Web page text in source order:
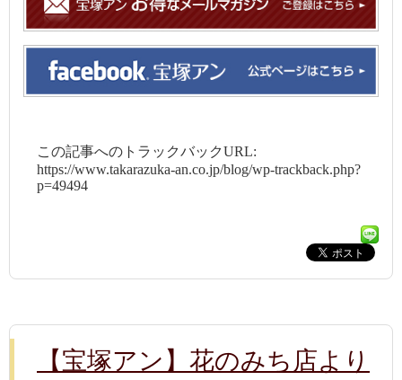
この記事へのトラックバックURL:
https://www.takarazuka-an.co.jp/blog/wp-trackback.php?
p=49494
【宝塚アン】花のみち店より